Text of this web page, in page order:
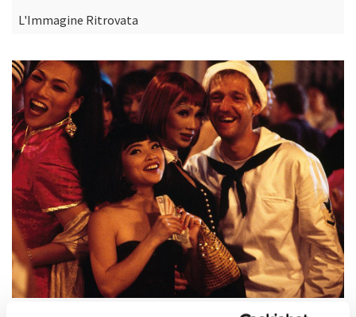
L'Immagine Ritrovata